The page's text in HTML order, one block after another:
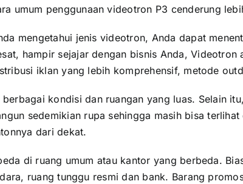
umum penggunaan videotron P3 cenderung
mengetahui jenis videotron, Anda dapat
hampir sejajar dengan bisnis Anda, Videotron
iklan yang lebih komprehensif, metode
kondisi dan ruangan yang luas. Selain
sedemikian rupa sehingga masih bisa
dari dekat.
di ruang umum atau kantor yang berbeda.
ruang tunggu resmi dan bank. Barang